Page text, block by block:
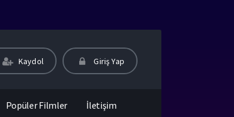
Kaydol Giriş Yap
Popüler Filmler İletişim